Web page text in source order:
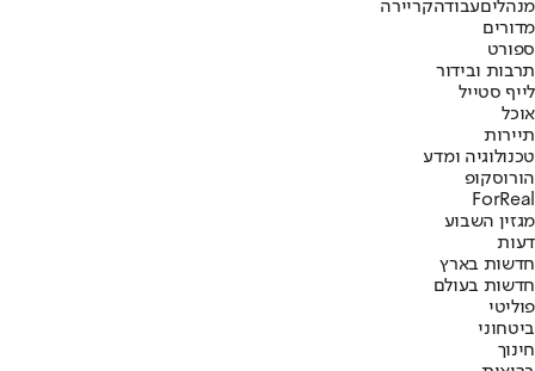
מנהליםעבודהקריירה
מדורים
ספורט
תרבות ובידור
לייף סטייל
אוכל
תיירות
טכנולוגיה ומדע
הורוסקופ
ForReal
מגזין השבוע
דעות
חדשות בארץ
חדשות בעולם
פוליטי
ביטחוני
חינוך